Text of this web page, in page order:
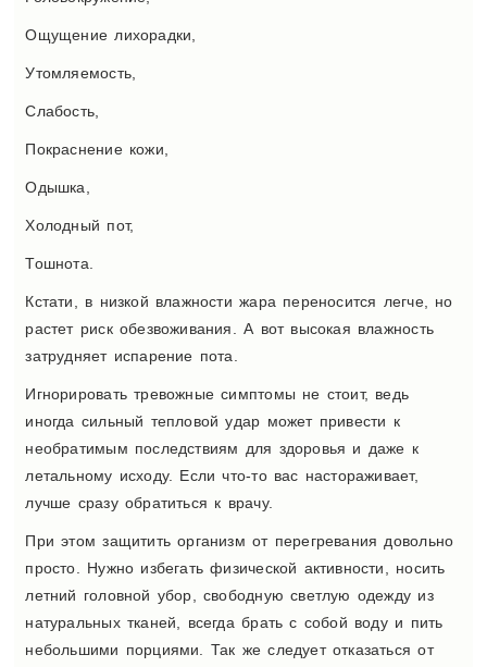
Ощущение лихорадки,
Утомляемость,
Слабость,
Покраснение кожи,
Одышка,
Холодный пот,
Тошнота.
Кстати, в низкой влажности жара переносится легче, но
растет риск обезвоживания. А вот высокая влажность
затрудняет испарение пота.
Игнорировать тревожные симптомы не стоит, ведь
иногда сильный тепловой удар может привести к
необратимым последствиям для здоровья и даже к
летальному исходу. Если что-то вас настораживает,
лучше сразу обратиться к врачу.
При этом защитить организм от перегревания довольно
просто. Нужно избегать физической активности, носить
летний головной убор, свободную светлую одежду из
натуральных тканей, всегда брать с собой воду и пить
небольшими порциями. Так же следует отказаться от